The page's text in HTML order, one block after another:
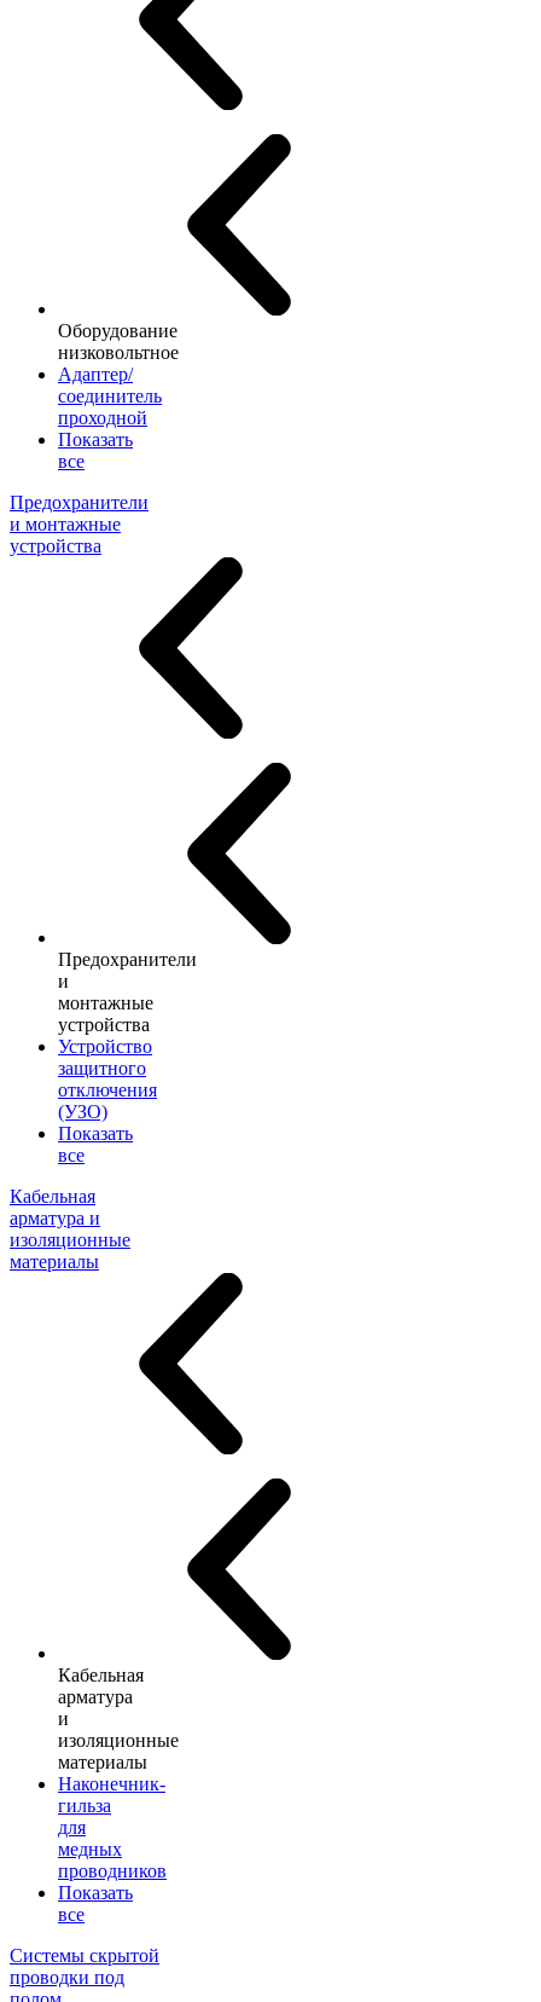
Оборудование
низковольтное
Адаптер/
соединитель
проходной
Показать
все
Предохранители
и монтажные
устройства
Предохранители
и
монтажные
устройства
Устройство
защитного
отключения
(УЗО)
Показать
все
Кабельная
арматура и
изоляционные
материалы
Кабельная
арматура
и
изоляционные
материалы
Наконечник-
гильза
для
медных
проводников
Показать
все
Системы скрытой
проводки под